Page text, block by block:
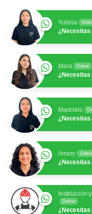
Yulissa
¿Necesitas
Mara Online
¿Necesitas
Maricielo
¿Necesitas
Amery Online
¿Necesitas
Instalación
Online
¿Necesitas